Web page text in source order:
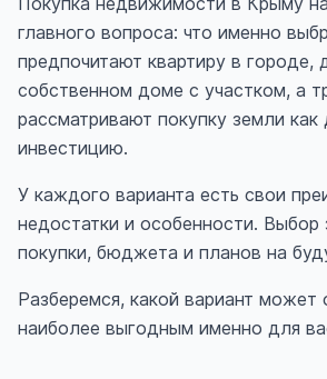
главного вопроса: что именно
предпочитают квартиру в городе,
собственном доме с участком, а
рассматривают покупку земли
инвестицию.
У каждого варианта есть свои
недостатки и особенности. Выбор
покупки, бюджета и планов на
Разберемся, какой вариант может
наиболее выгодным именно для